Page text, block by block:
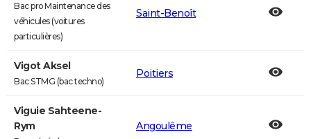
Bac pro Maintenance des
véhicules (voitures
particulières)
Saint-Benoît
Vigot Aksel
Bac STMG (bac techno)
Poitiers
Viguie Sahteene-
Rym
Angoulême